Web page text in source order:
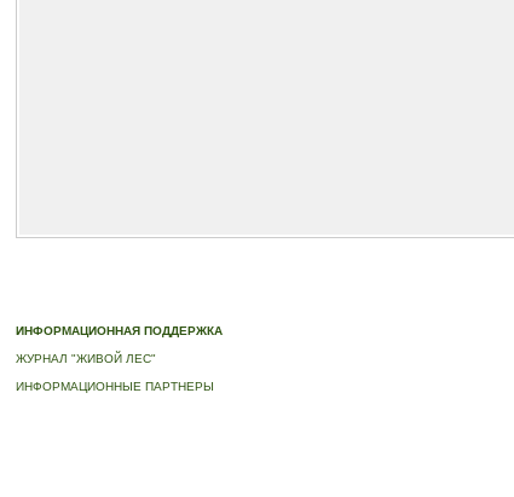
ИНФОРМАЦИОННАЯ ПОДДЕРЖКА
ЖУРНАЛ "ЖИВОЙ ЛЕС"
ИНФОРМАЦИОННЫЕ ПАРТНЕРЫ